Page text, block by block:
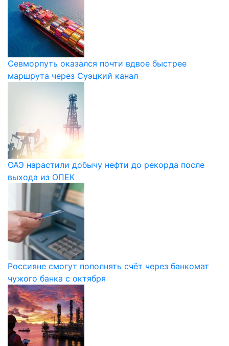
Севморпуть оказался почти вдвое быстрее
маршрута через Суэцкий канал
ОАЭ нарастили добычу нефти до рекорда после
выхода из ОПЕК
Россияне смогут пополнять счёт через банкомат
чужого банка с октября